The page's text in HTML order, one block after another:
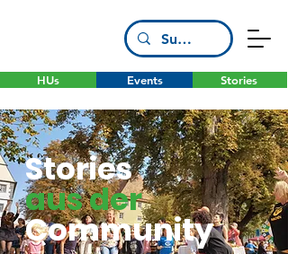
HUs Stories
Events
Stories
aus der
Community